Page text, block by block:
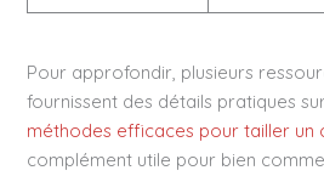
Pour approfondir, plusieurs
fournissent des détails pratiques sur
méthodes efficaces pour tailler un
complément utile pour bien